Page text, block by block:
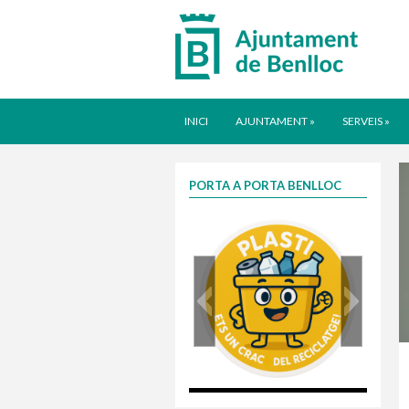
INICI AJUNTAMENT » SERVEIS »
PORTA A PORTA BENLLOC